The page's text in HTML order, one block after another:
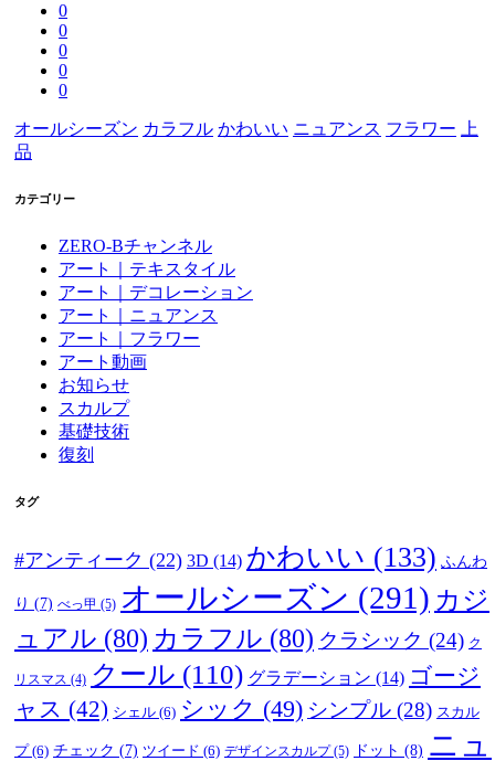
0
0
0
0
0
オールシーズン カラフル かわいい ニュアンス フラワー
上
品
カテゴリー
ZERO-Bチャンネル
アート｜テキスタイル
アート｜デコレーション
アート｜ニュアンス
アート｜フラワー
アート動画
お知らせ
スカルプ
基礎技術
復刻
タグ
#アンティーク (22) 3D (14) かわいい (133) ふんわ
り (7) べっ甲 (5) オールシーズン (291) カジ
ュアル (80) カラフル (80) クラシック (24) ク
リスマス (4) クール (110) グラデーション (14) ゴージ
ャス (42) シェル (6) シック (49) シンプル (28) スカル
プ(6) チェック (7) ツイード (6) デザインスカルプ(5) ドット (8) ニュ